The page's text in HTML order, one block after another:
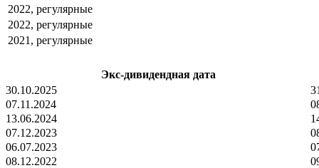
2022, регулярные
2022, регулярные
2021, регулярные
Экс-дивидендная дата
30.10.2025
07.11.2024
13.06.2024
07.12.2023
06.07.2023
08.12.2022